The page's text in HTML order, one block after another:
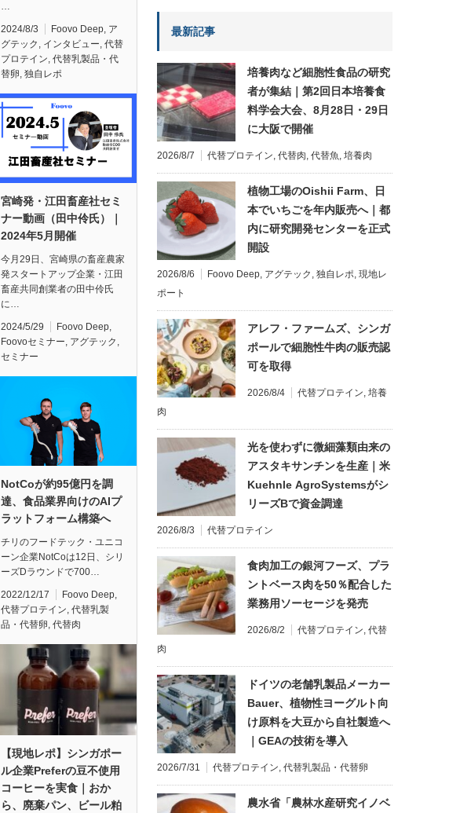
…
2024/8/3 Foovo Deep, ア
グテック , インタビュー, 代替
プロテイン, 代替乳製品・代
替卵, 独自レポ
宮崎発・江田畜産社セミ
ナー動画（田中伶氏）｜
2024年5月開催
今月29日、宮崎県の畜産農家
発スタートアップ企業・江田
畜産共同創業者の田中伶氏
に…
2024/5/29 Foovo Deep,
Foovoセミナー, アグテック ,
セミナー
NotCoが約95億円を調
達、食品業界向けのAIプ
ラットフォーム構築へ
チリのフードテック・ユニコ
ーン企業NotCoは12日、シリ
ーズDラウンドで700…
2022/12/17 Foovo Deep,
代替プロテイン, 代替乳製
品・代替卵, 代替肉
【現地レポ】シンガポー
ル企業Preferの豆不使用
コーヒーを実食｜おか
ら、廃棄パン、ビール粕
最新記事
培養肉など細胞性食品の研究
者が集結｜第2回日本培養食
料学会大会、8月28日・29日
に大阪で開催
2026/8/7 代替プロテイン 代替肉 代替魚 培養肉
植物工場のOishii Farm、日
本でいちごを年内販売へ｜都
内に研究開発センターを正式
開設
2026/8/6 Foovo Deep アグテック 独自レポ 現地レ
ポート
アレフ・ファームズ、シンガ
ポールで細胞性牛肉の販売認
可を取得
2026/8/4 代替プロテイン 培養
肉
光を使わずに微細藻類由来の
アスタキサンチンを生産｜米
Kuehnle AgroSystemsがシ
リーズBで資金調達
2026/8/3 代替プロテイン
食肉加工の銀河フーズ、プラ
ントベース肉を50％配合した
業務用ソーセージを発売
2026/8/2 代替プロテイン 代替
肉
ドイツの老舗乳製品メーカー
Bauer、植物性ヨーグルト向
け原料を大豆から自社製造へ
｜GEAの技術を導入
2026/7/31 代替プロテイン 代替乳製品・代替卵
農水省「農林水産研究イノベ